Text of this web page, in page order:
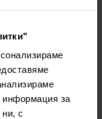
за
ни, с